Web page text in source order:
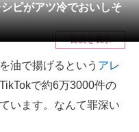
ピがアツ冷でおいしそ
目次を表示
油で揚げるという アレ
で約6万3000件の
います。なんて罪深い